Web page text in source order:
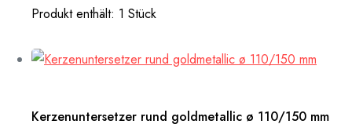
Produkt enthält: 1 Stück
Kerzenuntersetzer rund goldmetallic ø 110/150 mm